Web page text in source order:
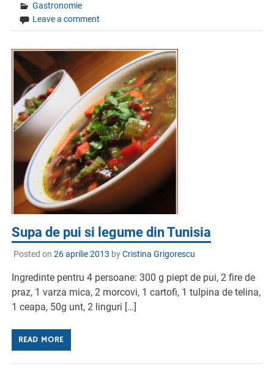
Gastronomie
Leave a comment
Supa de pui si legume din Tunisia
Posted on 26 aprilie 2013 byCristina Grigorescu
Ingredinte pentru 4 persoane: 300 g piept de pui, 2 fire de
praz, 1 varza mica, 2 morcovi, 1 cartofi, 1 tulpina de telina,
1 ceapa, 50g unt, 2 linguri […]
READ MORE